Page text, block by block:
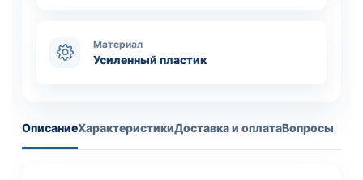
Материал
Усиленный пластик
ОписаниеХарактеристикиДоставка и оплатаВопросы